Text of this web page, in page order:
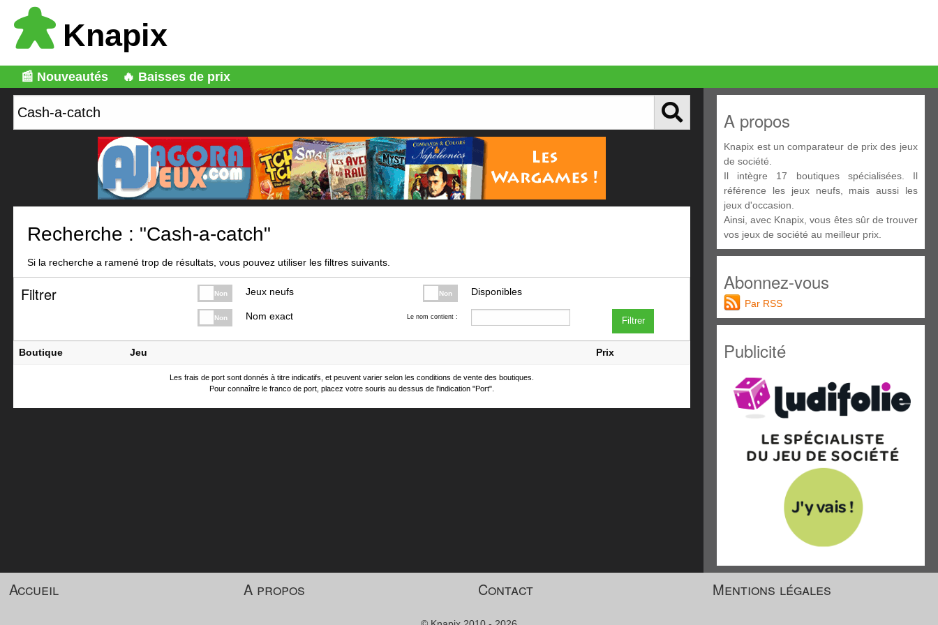
Knapix
📰 Nouveautés 🔥 Baisses de prix
Recherche : "Cash-a-catch"
Si la recherche a ramené trop de résultats, vous pouvez utiliser les filtres suivants.
Filtrer Non Jeux neufs Non Disponibles
Non Nom exact Le nom contient : Filtrer
Boutique Jeu Prix
Les frais de port sont donnés à titre indicatifs, et peuvent varier selon les conditions de vente des boutiques.
Pour connaître le franco de port, placez votre souris au dessus de l'indication "Port".
A propos
Knapix est un comparateur de prix des jeux
de société.
Il intègre 17 boutiques spécialisées. Il
référence les jeux neufs, mais aussi les
jeux d'occasion.
Ainsi, avec Knapix, vous êtes sûr de trouver
vos jeux de société au meilleur prix.
Abonnez-vous
Par RSS
Publicité
Accueil A propos Contact Mentions légales